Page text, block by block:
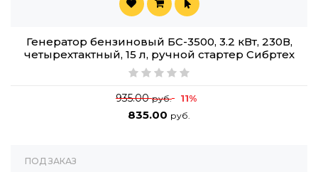
Генератор бензиновый БС-3500, 3.2 кВт, 230В,
четырехтактный, 15 л, ручной стартер Сибртех
935.00руб. 11%
835.00 руб.
ПОД ЗАКАЗ